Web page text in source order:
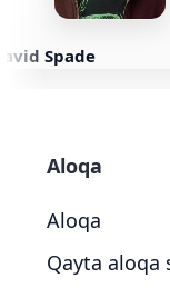
Spade
Aloqa
Aloqa
Qayta aloqa